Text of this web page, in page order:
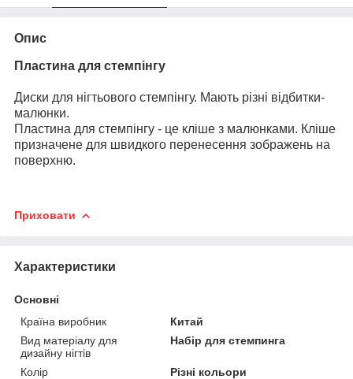
Опис
Пластина для стемпінгу
Диски для нігтьового стемпінгу. Мають різні відбитки-
малюнки.
Пластина для стемпінгу - це кліше з малюнками. Кліше
призначене для швидкого перенесення зображень на
поверхню.
Приховати
Характеристики
Основні
Країна виробник
Китай
Вид матеріалу для
дизайну нігтів
Набір для стемпинга
Колір
Різні кольори